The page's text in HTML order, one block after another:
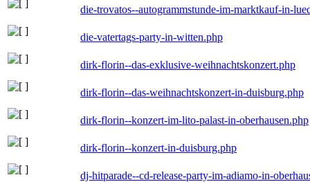
die-trovatos--autogrammstunde-im-marktkauf-in-
die-vatertags-party-in-witten.php
dirk-florin--das-exklusive-weihnachtskonzert.php
dirk-florin--das-weihnachtskonzert-in-duisburg.php
dirk-florin--konzert-im-lito-palast-in-oberhausen.php
dirk-florin--konzert-in-duisburg.php
dj-hitparade--cd-release-party-im-adiamo-in-